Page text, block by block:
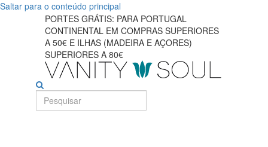
Saltar para o conteúdo principal
Melhores
produtos
solares
para
proteção
PORTES GRÁTIS: PARA PORTUGAL
CONTINENTAL EM COMPRAS SUPERIORES
A 50€ E ILHAS (MADEIRA E AÇORES)
SUPERIORES A 80€